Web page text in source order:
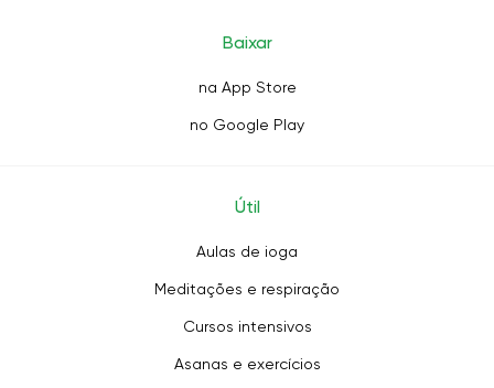
Baixar
na App Store
no Google Play
Útil
Aulas de ioga
Meditações e respiração
Cursos intensivos
Asanas e exercícios